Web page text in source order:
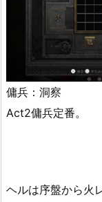
傭兵：洞察
Act2傭兵定番。
ヘルは序盤から火